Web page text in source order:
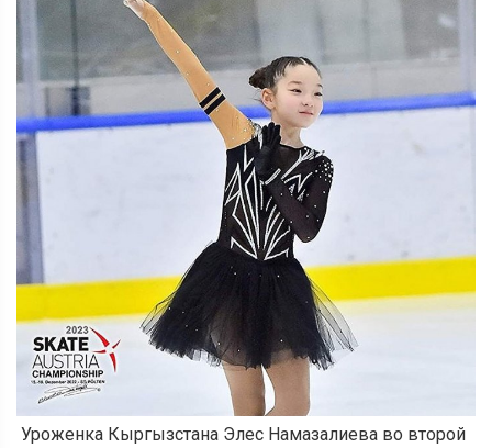
Уроженка Кыргызстана Элес Намазалиева во второй